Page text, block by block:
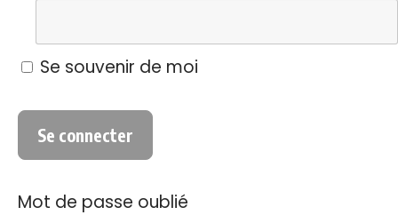
Se souvenir de moi
Mot de passe oublié